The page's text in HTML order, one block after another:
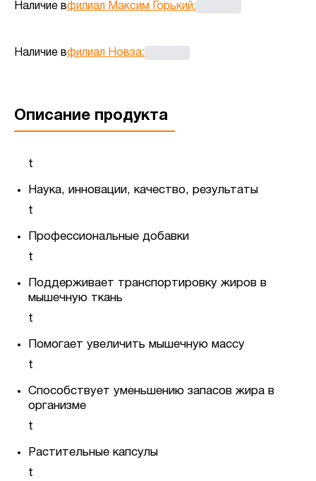
Наличие вфилиал Максим Горький:
Наличие вфилиал Новза:
Описание продукта
t
Наука, инновации, качество, результаты
t
Профессиональные добавки
t
Поддерживает транспортировку жиров в
мышечную ткань
t
Помогает увеличить мышечную массу
t
Способствует уменьшению запасов жира в
организме
t
Растительные капсулы
t